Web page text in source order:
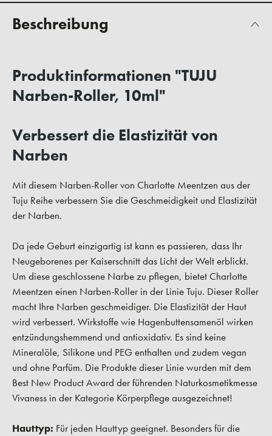
Beschreibung
Produktinformationen "TUJU
Narben-Roller, 10ml"
Verbessert die Elastizität von
Narben
Mit diesem Narben-Roller von Charlotte Meentzen aus der
Tuju Reihe verbessern Sie die Geschmeidigkeit und Elastizität
der Narben.
Da jede Geburt einzigartig ist kann es passieren, dass Ihr
Neugeborenes per Kaiserschnitt das Licht der Welt erblickt.
Um diese geschlossene Narbe zu pflegen, bietet Charlotte
Meentzen einen Narben-Roller in der Linie Tuju. Dieser Roller
macht Ihre Narben geschmeidiger. Die Elastizität der Haut
wird verbessert. Wirkstoffe wie Hagenbuttensamenöl wirken
entzündungshemmend und antioxidativ. Es sind keine
Mineralöle, Silikone und PEG enthalten und zudem vegan
und ohne Parfüm. Die Produkte dieser Linie wurden mit dem
Best New Product Award der führenden Naturkosmetikmesse
Vivaness in der Kategorie Körperpflege ausgezeichnet!
Hauttyp: Für jeden Hauttyp geeignet. Besonders für die